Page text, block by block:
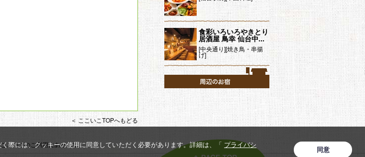
＜ ここいこTOPへもどる
食彩いろいろやきとり
居酒屋 鳥幸 仙台中...
[中央通り][焼き鳥・串揚
げ]
ここいこのご利用にあたって ページトップへ
際には、クッキーの使用に同意していただく必要があります。詳細は、「 プライバシ
同意